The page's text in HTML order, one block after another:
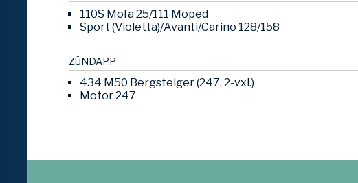
110S Mofa 25/111 Moped
Sport (Violetta)/Avanti/Carino 128/158
ZÜNDAPP
434 M50 Bergsteiger (247, 2-vxl.)
Motor 247